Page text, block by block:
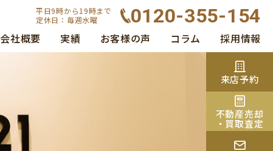
平日9時から19時まで
定休日：毎週水曜
0120-355-154
会社概要 実績 お客様の声 コラム 採用情報
来店予約
不動産売却
・買取査定